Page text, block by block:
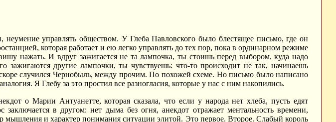
управлять обществом. У Глеба Павловского было блестящее письмо, где он
которая работает и ею легко управлять до тех пор, пока в ординарном режиме
нажать. И вдруг зажигается не та лампочка, ты стоишь перед выбором, куда надо
другие лампочки, ты чувствуешь: что-то происходит не так, начинаешь
случился Чернобыль, между прочим. По похожей схеме. Но письмо было написано
Я Глебу за это простил все разногласия, которые у нас с ним накопились.
о Марии Антуанетте, которая сказала, что если у народа нет хлеба, пусть едят
в другом: нет дыма без огня, анекдот отражает ментальность времени,
мышления и характер понимания ситуации элитой. Это первое. Второе. Слабый король